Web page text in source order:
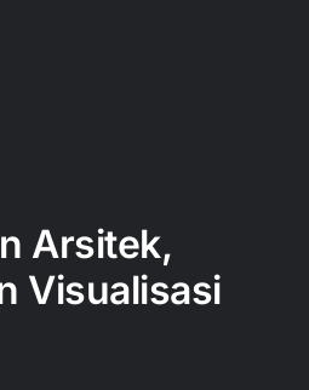
Arsitek,
Visualisasi